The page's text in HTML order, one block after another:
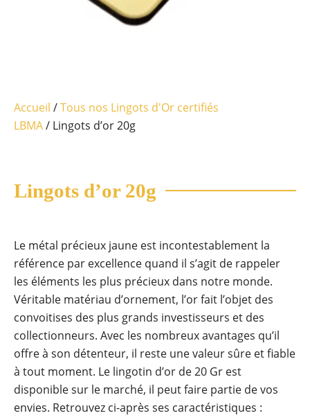
Accueil /Tous nos Lingots d'Or certifiés
LBMA/ Lingots d’or 20g
Lingots d’or 20g
Le métal précieux jaune est incontestablement la
référence par excellence quand il s’agit de rappeler
les éléments les plus précieux dans notre monde.
Véritable matériau d’ornement, l’or fait l’objet des
convoitises des plus grands investisseurs et des
collectionneurs. Avec les nombreux avantages qu’il
offre à son détenteur, il reste une valeur sûre et fiable
à tout moment. Le lingotin d’or de 20 Gr est
disponible sur le marché, il peut faire partie de vos
envies. Retrouvez ci-après ses caractéristiques :